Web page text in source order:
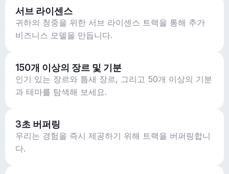
서브 라이센스
귀하의 청중을 위한 서브 라이센스 트랙을 통해 추가
비즈니스 모델을 만듭니다.
150개 이상의 장르 및 기분
인기 있는 장르와 틈새 장르, 그리고 50개 이상의 기분
과 테마를 탐색해 보세요.
3초 버퍼링
우리는 경험을 즉시 제공하기 위해 트랙을 버퍼링합니
다.